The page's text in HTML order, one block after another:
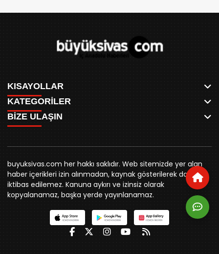
KISAYOLLAR
ANASAYFA
AKSU CANLI
MEYDAN CANLI
MEDRESELER CANLI
MERAKÜM CANLI
YUKARI TEKKE CANLI
KURUMSAL KİMLİK
REKLAM FİYATLARI
BİZE ULAŞIN
KÜNYE
RESMİ İLANLAR
KATEGORİLER
WHATSAPP
SPOR
SİYASET
BELEDİYE
SİVAS VALİLİĞİ
ÜNİVERSİTE
KURUMLAR
STK
YORUM
İLÇELER
GENEL
İÇ ANADOLU
BİZE ULAŞIN
0346 221 00 60
buyuksivashaber@gmail.com
Örtülüpınar Mah. İnönü Bulvarı Özkahya Apt. Kat:3 D:7
Sivas
buyuksivas.com her hakkı saklıdır. Web sitemizde yer alan
haber içerikleri izin alınmadan, kaynak gösterilerek dahi
iktibas edilemez. Kanuna aykırı ve izinsiz olarak
kopyalanamaz, başka yerde yayınlanamaz.